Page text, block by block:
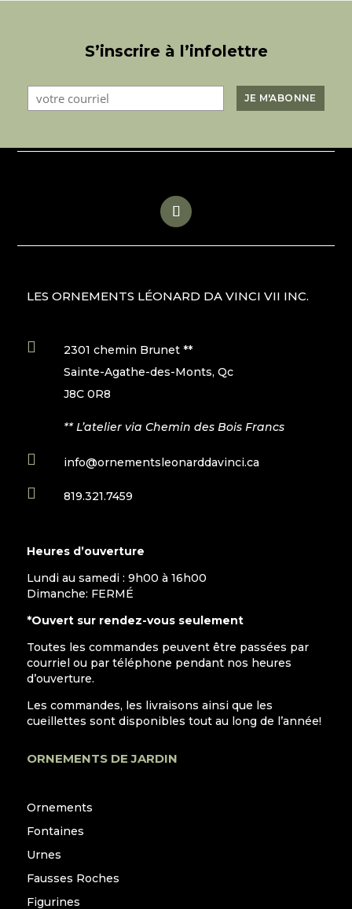
S’inscrire à l’infolettre
LES ORNEMENTS LÉONARD DA VINCI VII INC.

2301 chemin Brunet **
Sainte-Agathe-des-Monts, Qc
J8C 0R8
** L’atelier via Chemin des Bois Francs
 info@ornementsleonarddavinci.ca
 819.321.7459
Heures d’ouverture
Lundi au samedi : 9h00 à 16h00
Dimanche: FERMÉ
*Ouvert sur rendez-vous seulement
Toutes les commandes peuvent être passées par
courriel ou par téléphone pendant nos heures
d’ouverture.
Les commandes, les livraisons ainsi que les
cueillettes sont disponibles tout au long de l’année!
ORNEMENTS DE JARDIN
Ornements
Fontaines
Urnes
Fausses Roches
Figurines